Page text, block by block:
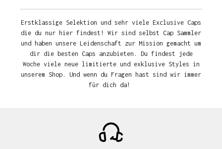
Erstklassige Selektion und sehr viele Exclusive Caps
die du nur hier findest! Wir sind selbst Cap Sammler
und haben unsere Leidenschaft zur Mission gemacht um
dir die besten Caps anzubieten. Du findest jede
Woche viele neue limitierte und exklusive Styles in
unserem Shop. Und wenn du Fragen hast sind wir immer
für dich da!